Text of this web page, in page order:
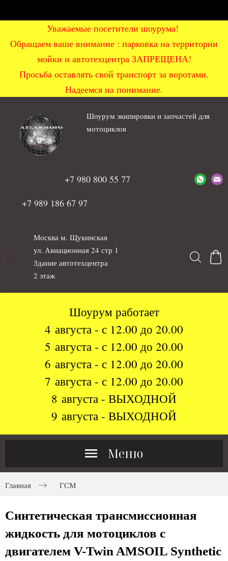
Уважаемые посетители шоурума!
Обращаем ваше внимание : парковка на территории
мойки и автотехцентра ЗАПРЕЩЕНА!
Просьба оставлять свой транспорт за воротами.
Надеемся на понимание.
Шоурум экипировки и запчастей для
мотоциклов
+7 980 800 55 77
+7 989 186 67 97
Москва м. Щукинская
ул. Авиационная 24 стр 1
Здание автотехцентра
2 этаж
Шоурум работает
4 августа - с 12.00 до 20.00
5 августа - с 12.00 до 20.00
6 августа - с 12.00 до 20.00
7 августа - с 12.00 до 20.00
8 августа - ВЫХОДНОЙ
9 августа - ВЫХОДНОЙ
Меню
Главная ГСМ
Синтетическая трансмиссионная
жидкость для мотоциклов с
двигателем V-Twin AMSOIL Synthetic